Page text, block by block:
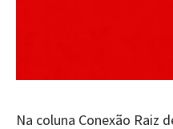
Na coluna Conexão Raiz